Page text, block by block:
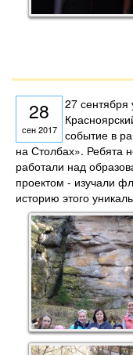
28
сен 2017
27 сентября
событие в
на Столбах». Ребята
работали над
проектом - изучали
историю этого